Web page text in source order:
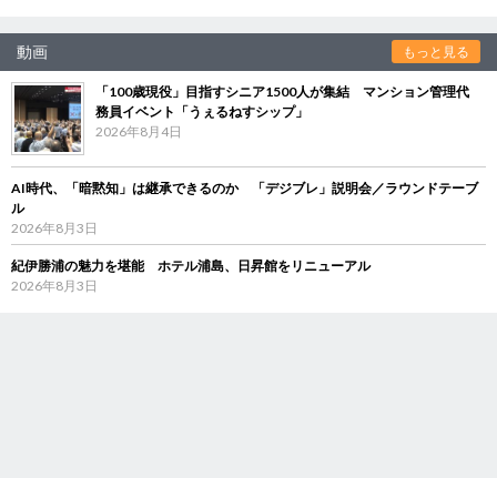
動画 もっと見る
「100歳現役」目指すシニア1500人が集結 マンション管理代
務員イベント「うぇるねすシップ」
2026年8月4日
AI時代、「暗黙知」は継承できるのか 「デジブレ」説明会／ラウンドテーブ
ル
2026年8月3日
紀伊勝浦の魅力を堪能 ホテル浦島、日昇館をリニューアル
2026年8月3日